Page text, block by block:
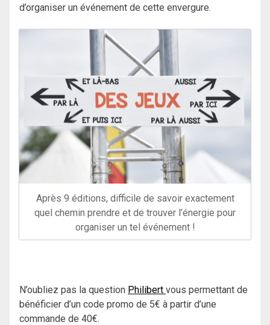
d’organiser un événement de cette envergure.
Après 9 éditions, difficile de savoir exactement
quel chemin prendre et de trouver l’énergie pour
organiser un tel événement !
N’oubliez pas la question Philibert vous permettant de
bénéficier d’un code promo de 5€ à partir d’une
commande de 40€.